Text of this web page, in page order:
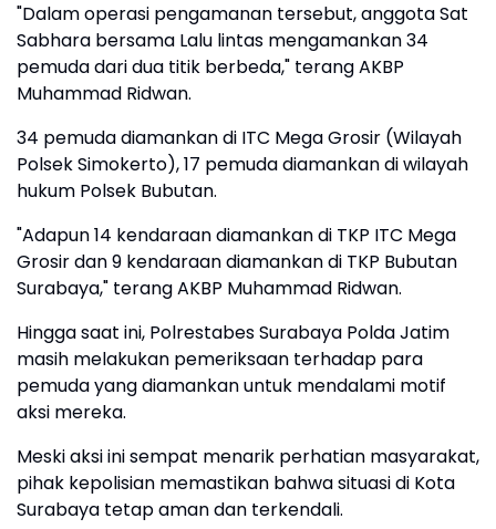
"Dalam operasi pengamanan tersebut, anggota Sat
Sabhara bersama Lalu lintas mengamankan 34
pemuda dari dua titik berbeda," terang AKBP
Muhammad Ridwan.
34 pemuda diamankan di ITC Mega Grosir (Wilayah
Polsek Simokerto), 17 pemuda diamankan di wilayah
hukum Polsek Bubutan.
"Adapun 14 kendaraan diamankan di TKP ITC Mega
Grosir dan 9 kendaraan diamankan di TKP Bubutan
Surabaya," terang AKBP Muhammad Ridwan.
Hingga saat ini, Polrestabes Surabaya Polda Jatim
masih melakukan pemeriksaan terhadap para
pemuda yang diamankan untuk mendalami motif
aksi mereka.
Meski aksi ini sempat menarik perhatian masyarakat,
pihak kepolisian memastikan bahwa situasi di Kota
Surabaya tetap aman dan terkendali.